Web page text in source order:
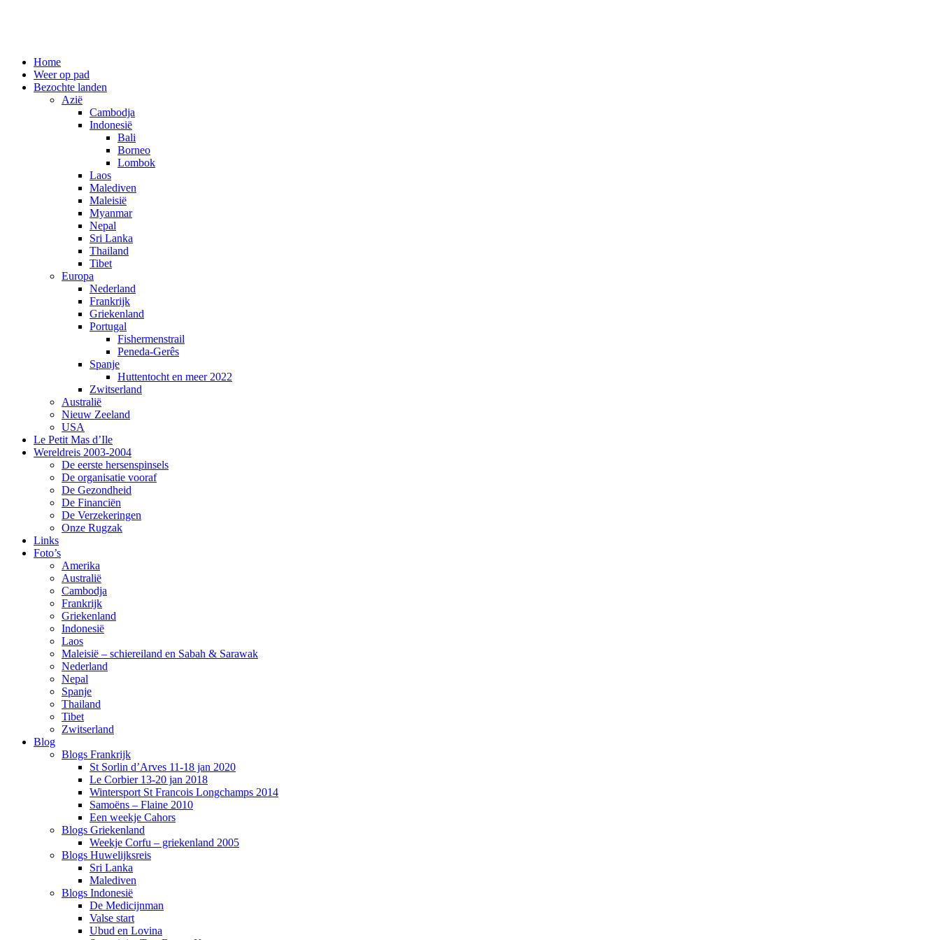
Spring
naar
inhoud
Home
Weer op pad
Bezochte landen
Azië
Cambodja
Indonesië
Bali
Borneo
Lombok
Laos
Malediven
Maleisië
Myanmar
Nepal
Sri Lanka
Thailand
Tibet
Europa
Nederland
Frankrijk
Griekenland
Portugal
Fishermenstrail
Peneda-Gerês
Spanje
Huttentocht en meer 2022
Zwitserland
Australië
Nieuw Zeeland
USA
Le Petit Mas d’Ile
Wereldreis 2003-2004
De eerste hersenspinsels
De organisatie vooraf
De Gezondheid
De Financiën
De Verzekeringen
Onze Rugzak
Links
Foto’s
Amerika
Australië
Cambodja
Frankrijk
Griekenland
Indonesië
Laos
Maleisië – schiereiland en Sabah & Sarawak
Nederland
Nepal
Spanje
Thailand
Tibet
Zwitserland
Blog
Blogs Frankrijk
St Sorlin d’Arves 11-18 jan 2020
Le Corbier 13-20 jan 2018
Wintersport St Francois Longchamps 2014
Samoëns – Flaine 2010
Een weekje Cahors
Blogs Griekenland
Weekje Corfu – griekenland 2005
Blogs Huwelijksreis
Sri Lanka
Malediven
Blogs Indonesië
De Medicijnman
Valse start
Ubud en Lovina